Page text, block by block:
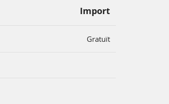
Import
Gratuït